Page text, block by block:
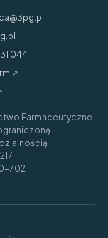
044
↗
Farmaceutyczne
702